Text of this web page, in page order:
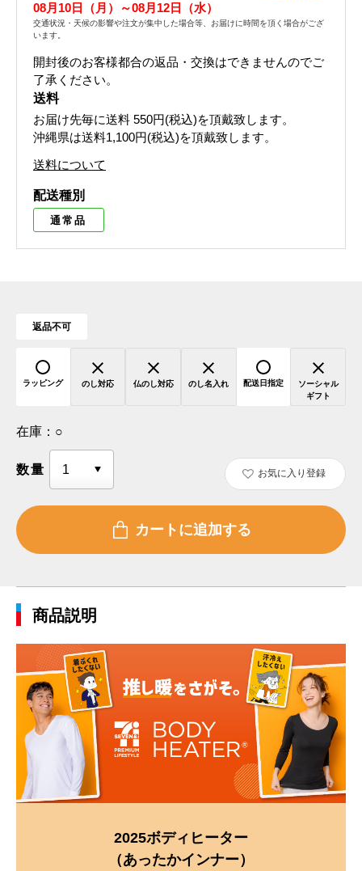
08月10日（月）～08月12日（水）
交通状況・天候の影響や注文が集中した場合等、お届けに時間を頂く場合がござ
います。
開封後のお客様都合の返品・交換はできませんのでご
了承ください。
送料
お届け先毎に送料 550円(税込)を頂戴致します。
沖縄県は送料1,100円(税込)を頂戴致します。
送料について
配送種別
通常品
返品不可
ラッピング のし対応 仏のし対応 のし名入れ 配送日指定
ソーシャル
ギフト
在庫： ○
数量 お気に入り登録
商品説明
2025ボディヒーター
（あったかインナー）